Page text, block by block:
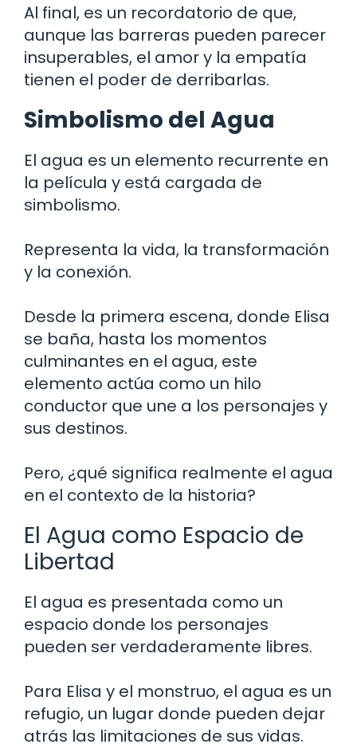
Al final, es un recordatorio de que,
aunque las barreras pueden parecer
insuperables, el amor y la empatía
tienen el poder de derribarlas.
Simbolismo del Agua
El agua es un elemento recurrente en
la película y está cargada de
simbolismo.
Representa la vida, la transformación
y la conexión.
Desde la primera escena, donde Elisa
se baña, hasta los momentos
culminantes en el agua, este
elemento actúa como un hilo
conductor que une a los personajes y
sus destinos.
Pero, ¿qué significa realmente el agua
en el contexto de la historia?
El Agua como Espacio de
Libertad
El agua es presentada como un
espacio donde los personajes
pueden ser verdaderamente libres.
Para Elisa y el monstruo, el agua es un
refugio, un lugar donde pueden dejar
atrás las limitaciones de sus vidas.